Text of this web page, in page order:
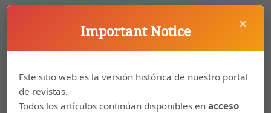
Movilidades precarias: experiencias de
personas repartidoras de plataformas para
PDF
×
Important Notice
Este sitio web es la versión histórica de nuestro portal
de revistas.
Todos los artículos continúan disponibles enacceso